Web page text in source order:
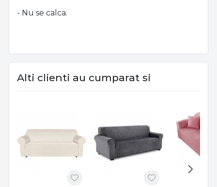
- Nu se calca.
Alti clienti au cumparat si